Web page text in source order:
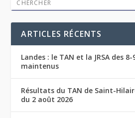
ARTICLES RÉCENTS
Landes : le TAN et la JRSA des
maintenus
Résultats du TAN de Saint-
du 2 août 2026